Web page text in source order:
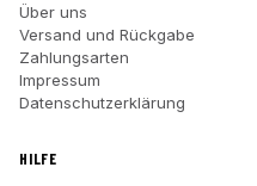
Über uns
Versand und Rückgabe
Zahlungsarten
Impressum
Datenschutzerklärung
HILFE